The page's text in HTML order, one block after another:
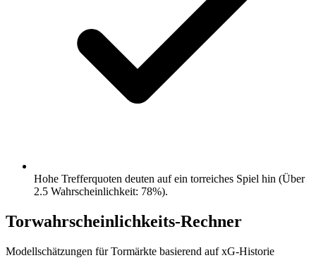
Hohe Trefferquoten deuten auf ein torreiches Spiel hin (Über
2.5 Wahrscheinlichkeit: 78%).
Torwahrscheinlichkeits-Rechner
Modellschätzungen für Tormärkte basierend auf xG-Historie